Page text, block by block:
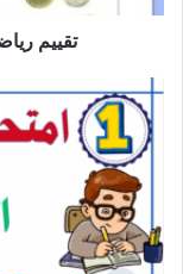
تقييم
امتحانات
الإنتاج
الكتابي
سنة
أولى
الثلاثي
الثالث